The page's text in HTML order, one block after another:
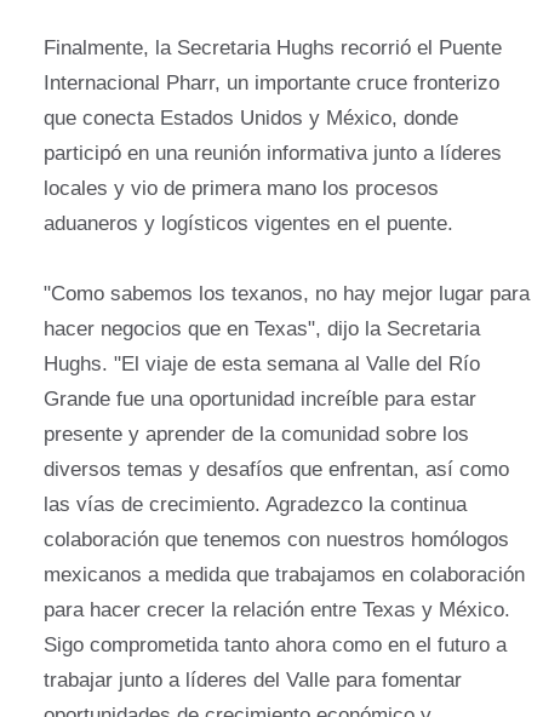
Finalmente, la Secretaria Hughs recorrió el Puente
Internacional Pharr, un importante cruce fronterizo
que conecta Estados Unidos y México, donde
participó en una reunión informativa junto a líderes
locales y vio de primera mano los procesos
aduaneros y logísticos vigentes en el puente.
"Como sabemos los texanos, no hay mejor lugar para
hacer negocios que en Texas", dijo la Secretaria
Hughs. "El viaje de esta semana al Valle del Río
Grande fue una oportunidad increíble para estar
presente y aprender de la comunidad sobre los
diversos temas y desafíos que enfrentan, así como
las vías de crecimiento. Agradezco la continua
colaboración que tenemos con nuestros homólogos
mexicanos a medida que trabajamos en colaboración
para hacer crecer la relación entre Texas y México.
Sigo comprometida tanto ahora como en el futuro a
trabajar junto a líderes del Valle para fomentar